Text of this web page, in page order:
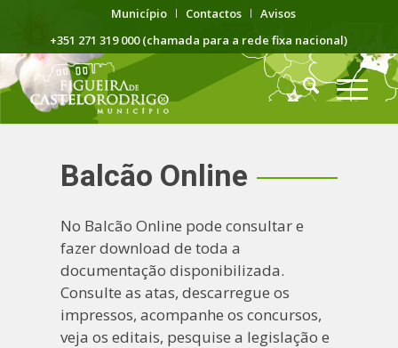
Município Contactos
Avisos
+351 271 319 000 (chamada para a rede fixa nacional)
Balcão Online
No Balcão Online pode consultar e
fazer download de toda a
documentação disponibilizada.
Consulte as atas, descarregue os
impressos, acompanhe os concursos,
veja os editais, pesquise a legislação e